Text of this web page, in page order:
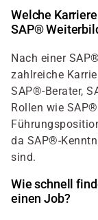
Welche
SAP®
Nach einer
zahlreiche
SAP®-Berater,
Rollen wie
da SAP®-
sind.
Wie schnell
einen Job?